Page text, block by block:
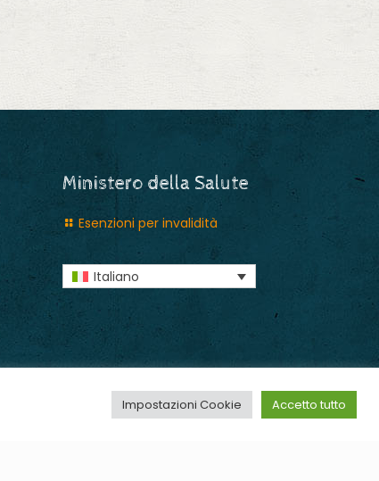
Ministero della Salute
Esenzioni per invalidità
Italiano
Impostazioni Cookie Accetto tutto